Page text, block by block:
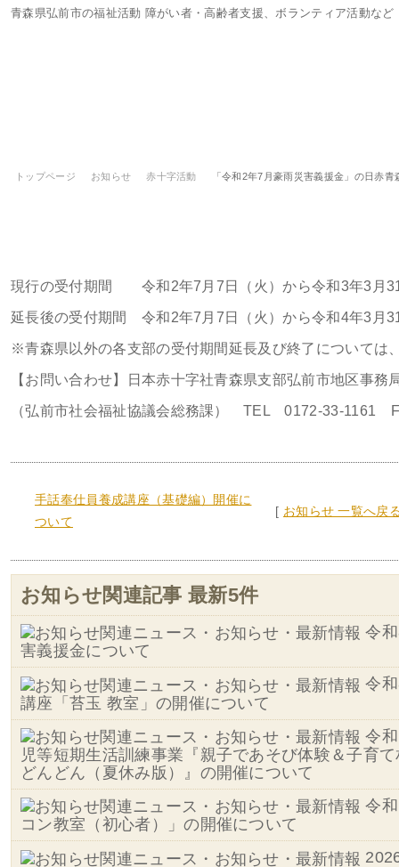
青森県弘前市の福祉活動 障がい者・高齢者支援、ボランティア活動など
トップページ お知らせ 赤十字活動 「令和2年7月豪雨災害義援金」の日赤
現行の受付期間 令和2年7月7日（火）から令和3年3月
延長後の受付期間 令和2年7月7日（火）から令和4年3月
※青森県以外の各支部の受付期間延長及び終了については
【お問い合わせ】日本赤十字社青森県支部弘前市地区事務
（弘前市社会福祉協議会総務課） TEL 0172-33-1161
手話奉仕員養成講座（基礎編）開催に
ついて
[ お知らせ 一覧へ戻
お知らせ関連記事 最新5件
令
害義援金について
令
講座「苔玉 教室」の開催について
令
児等短期生活訓練事業『親子であそび体験＆子育
どんどん（夏休み版）』の開催について
令
コン教室（初心者）」の開催について